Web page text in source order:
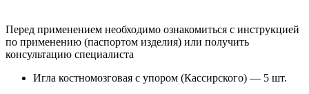
Перед применением необходимо ознакомиться с инструкцией
по применению (паспортом изделия) или получить
консультацию специалиста
Игла костномозговая с упором (Кассирского) — 5 шт.